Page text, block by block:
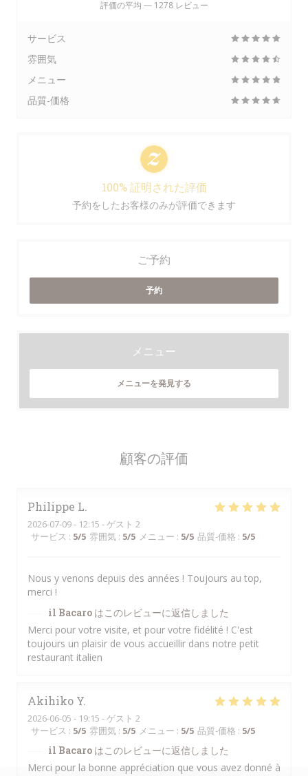
顧客の評価
Philippe L
2026-07-09- 12:15 - ゲスト 2
サービス : 5/5 雰囲気 : 5/5 メニュー : 5/5 品質-価格 : 5/5
Nous y venons depuis des années ! Toujours au top,
merci !
il Bacaro はこのレビューに返信しました
Merci pour votre visite, et pour votre fidélité ! C'est
toujours un plaisir de vous accueillir dans notre petit
restaurant italien
Akihiko Y
2026-06-05 - 19:15 - ゲスト 2
サービス : 5/5 雰囲気 : 5/5 メニュー : 5/5 品質-価格 : 5/5
il Bacaro はこのレビューに返信しました
Merci pour la bonne appréciation que vous avez donné à
評価の平均 — 1278 レビュー
サービス
雰囲気
メニュー
品質-価格
100% 証明された評価
予約をしたお客様のみが評価できます
ご予約
予約
メニュー
メニューを発見する